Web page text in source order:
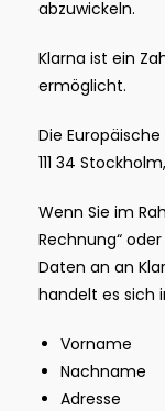
abzuwickeln.
Klarna ist ein
ermöglicht.
Die
111 34
Wenn Sie im
Rechnung“
Daten an an
handelt es sich
Vorname
Nachname
Adresse